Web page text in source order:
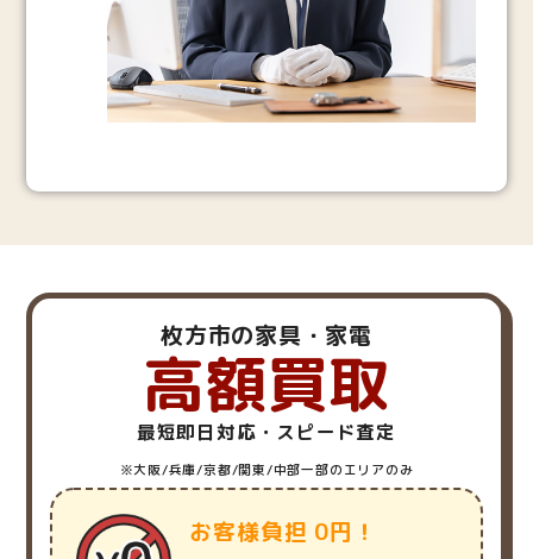
枚方市の家具・家電
高額買取
最短即日対応・スピード査定
※大阪/兵庫/京都/関東/中部一部のエリアのみ
お客様負担 0円！